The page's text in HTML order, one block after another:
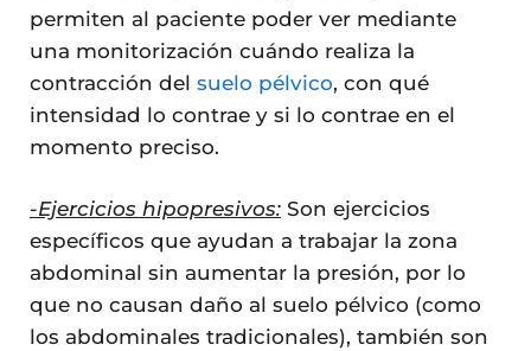
permiten al paciente poder ver mediante
una monitorización cuándo realiza la
contracción del suelo pélvico, con qué
intensidad lo contrae y si lo contrae en el
momento preciso.
-Ejercicios hipopresivos: Son ejercicios
específicos que ayudan a trabajar la zona
abdominal sin aumentar la presión, por lo
que no causan daño al suelo pélvico (como
los abdominales tradicionales), también son